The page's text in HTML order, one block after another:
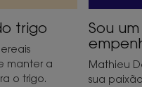
trigo
manter a
o trigo.
Sou
Mathieu
sua